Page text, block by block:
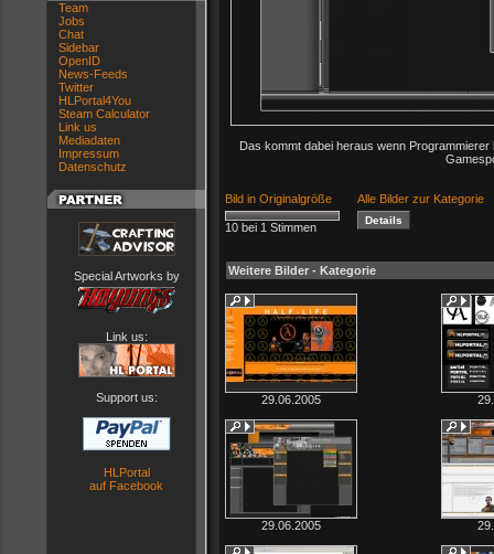
Team
Jobs
Chat
Sidebar
OpenID
News-Feeds
Twitter
HLPortal4You
Steam Calculator
Link us
Mediadaten
Impressum
Datenschutz
Special Artworks by
Link us:
Support us:
HLPortal
auf Facebook
Das kommt dabei heraus wenn
Bild in Originalgröße Alle Bilder zur Kategorie
10 bei 1 Stimmen
Weitere Bilder - Kategorie
29.06.2005
29.06.2005